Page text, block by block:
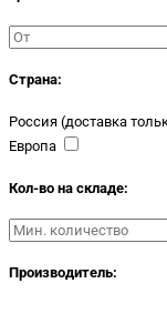
Страна:
Россия (доставка
Европа
Кол-во на складе:
Производитель: